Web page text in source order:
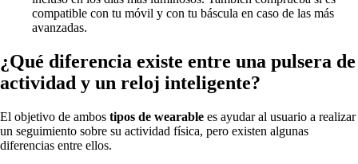
compatible con tu móvil y con tu báscula en caso de las más
avanzadas.
¿Qué diferencia existe entre una pulsera de
actividad y un reloj inteligente?
El objetivo de ambos tipos de wearable es ayudar al usuario a realizar
un seguimiento sobre su actividad física, pero existen algunas
diferencias entre ellos.